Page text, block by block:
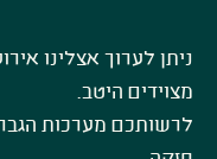
מצוידים היטב.
לרשותכם מערכות